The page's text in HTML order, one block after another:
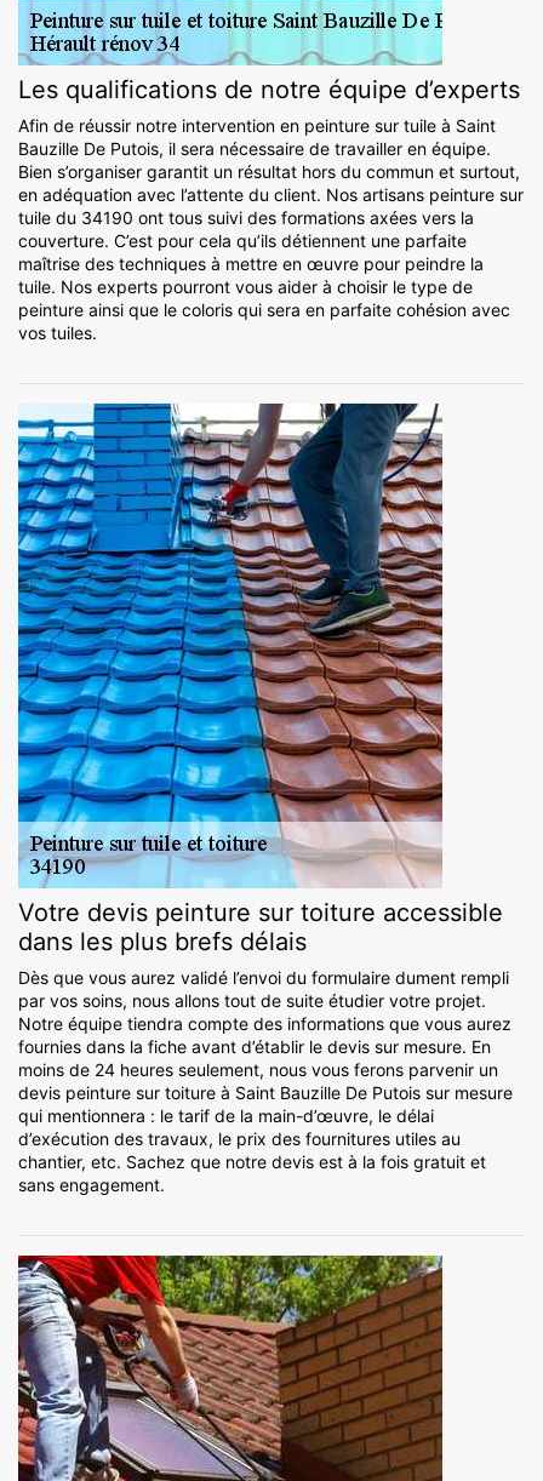
Les qualifications de notre équipe d’experts
Afin de réussir notre intervention en peinture sur tuile à Saint
Bauzille De Putois, il sera nécessaire de travailler en équipe.
Bien s’organiser garantit un résultat hors du commun et surtout,
en adéquation avec l’attente du client. Nos artisans peinture sur
tuile du 34190 ont tous suivi des formations axées vers la
couverture. C’est pour cela qu’ils détiennent une parfaite
maîtrise des techniques à mettre en œuvre pour peindre la
tuile. Nos experts pourront vous aider à choisir le type de
peinture ainsi que le coloris qui sera en parfaite cohésion avec
vos tuiles.
Votre devis peinture sur toiture accessible
dans les plus brefs délais
Dès que vous aurez validé l’envoi du formulaire dument rempli
par vos soins, nous allons tout de suite étudier votre projet.
Notre équipe tiendra compte des informations que vous aurez
fournies dans la fiche avant d’établir le devis sur mesure. En
moins de 24 heures seulement, nous vous ferons parvenir un
devis peinture sur toiture à Saint Bauzille De Putois sur mesure
qui mentionnera : le tarif de la main-d’œuvre, le délai
d’exécution des travaux, le prix des fournitures utiles au
chantier, etc. Sachez que notre devis est à la fois gratuit et
sans engagement.